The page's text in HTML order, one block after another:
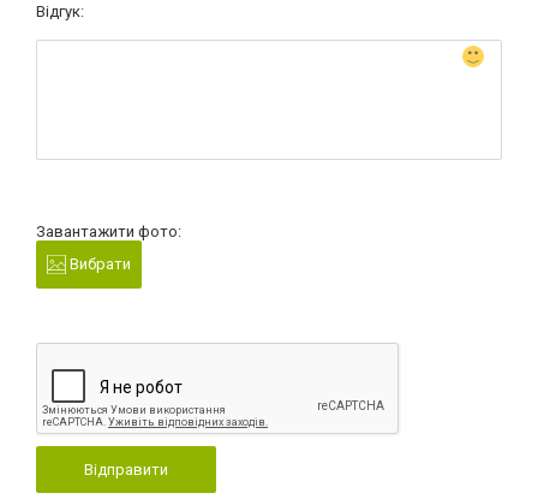
Відгук:
Завантажити фото:
Вибрати
Відправити